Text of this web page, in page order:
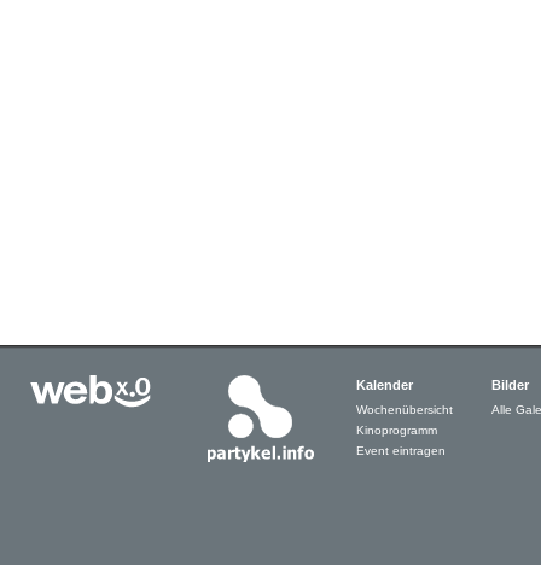
Kalender
Wochenübersicht
Kinoprogramm
Event eintragen
Bilder
Alle